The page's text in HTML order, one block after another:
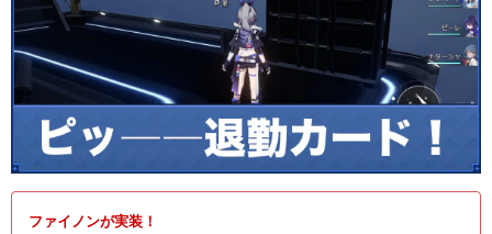
ファイノンが実装！